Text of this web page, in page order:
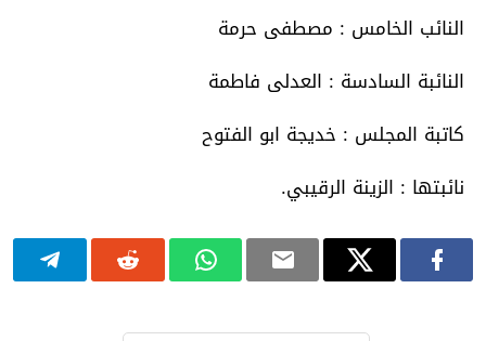
النائب الخامس : مصطفى حرمة
النائبة السادسة : العدلى فاطمة
كاتبة المجلس : خديجة ابو الفتوح
نائبتها : الزينة الرقيبي.